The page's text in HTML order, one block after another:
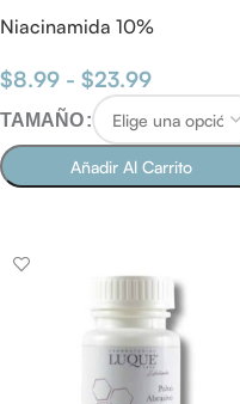
Niacinamida 10%
$8.99 - $23.99
TAMAÑO
Añadir Al Carrito